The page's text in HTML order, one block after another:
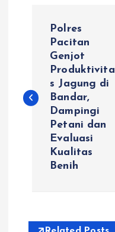
i
Polres
Pacitan
Genjot
Produktivita
s Jagung di
Bandar,
Dampingi
Petani dan
Evaluasi
Kualitas
Benih